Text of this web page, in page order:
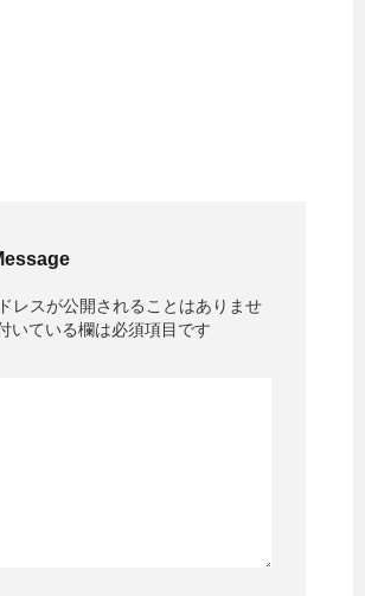
レスが公開されることはありませ
いている欄は必須項目です